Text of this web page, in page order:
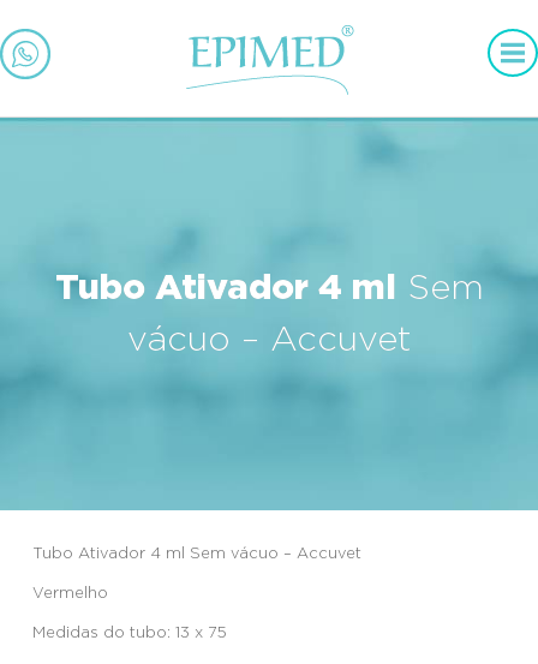
Tubo Ativador 4 ml Sem
vácuo – Accuvet
Tubo Ativador 4 ml Sem vácuo – Accuvet
Vermelho
Medidas do tubo: 13 x 75